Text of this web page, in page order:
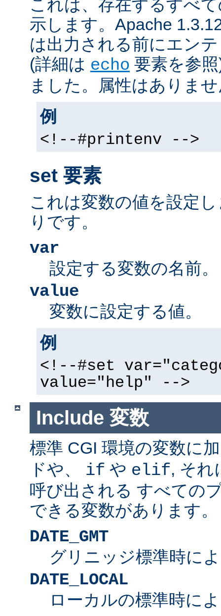
これは、存在するすべ
示します。Apache
は出力される前にエン
(詳細は echo 要素を参
ました。属性はありま
例
<!--#printenv -->
set 要素
これは変数の値を設定
りです。
var
設定する変数の名前。
value
変数に設定する値。
例
<!--#set
value="help" -->
Include 変数
標準 CGI 環境の変数に
ドや、 if や elif, それ
呼び出される すべての
できる変数があります。
DATE_GMT
グリニッジ標準時に
DATE_LOCAL
ローカルの標準時に